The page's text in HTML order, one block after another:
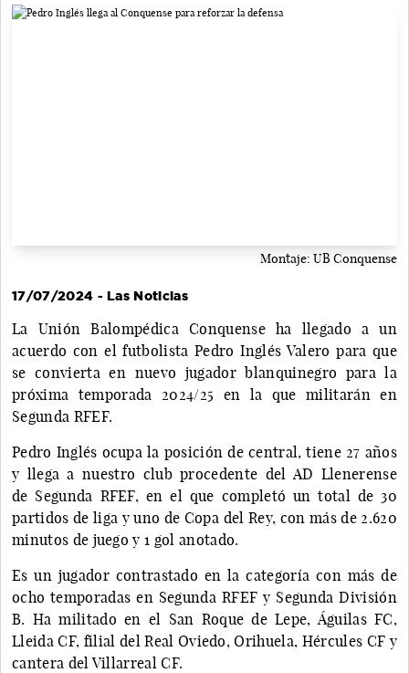
Montaje: UB Conquense
17/07/2024 - Las Noticias
La Unión Balompédica Conquense ha llegado a un
acuerdo con el futbolista Pedro Inglés Valero para que
se convierta en nuevo jugador blanquinegro para la
próxima temporada 2024/25 en la que militarán en
Segunda RFEF.
Pedro Inglés ocupa la posición de central, tiene 27 años
y llega a nuestro club procedente del AD Llenerense
de Segunda RFEF, en el que completó un total de 30
partidos de liga y uno de Copa del Rey, con más de 2.620
minutos de juego y 1 gol anotado.
Es un jugador contrastado en la categoría con más de
ocho temporadas en Segunda RFEF y Segunda División
B. Ha militado en el San Roque de Lepe, Águilas FC,
Lleida CF, filial del Real Oviedo, Orihuela, Hércules CF y
cantera del Villarreal CF.